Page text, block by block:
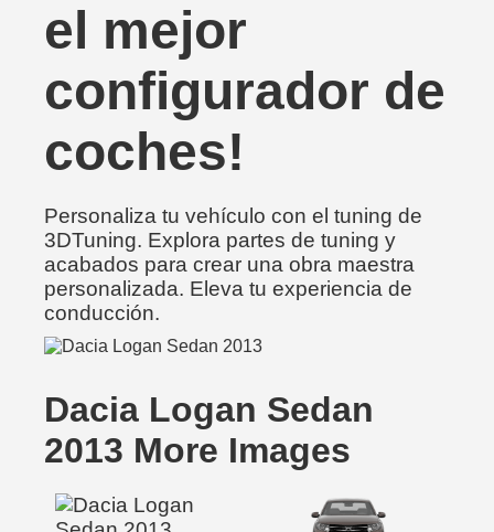
el mejor
configurador de
coches!
Personaliza tu vehículo con el tuning de
3DTuning. Explora partes de tuning y
acabados para crear una obra maestra
personalizada. Eleva tu experiencia de
conducción.
Dacia Logan Sedan
2013 More Images